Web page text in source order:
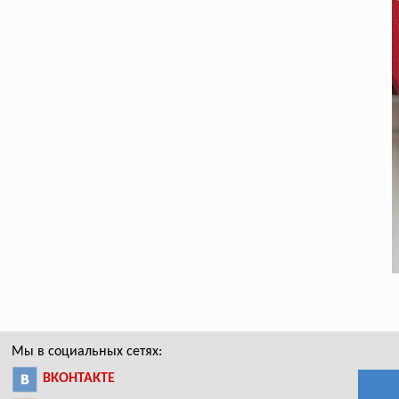
Мы в социальных сетях:
ВКОНТАКТЕ